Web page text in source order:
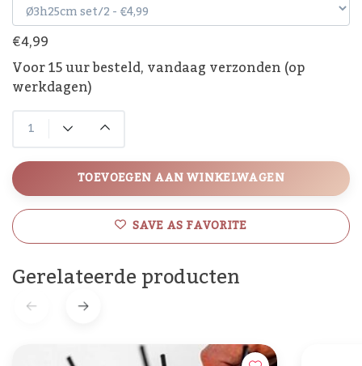
€4,99
Voor 15 uur besteld, vandaag verzonden (op
werkdagen)
TOEVOEGEN AAN WINKELWAGEN
SAVE AS FAVORITE
Gerelateerde producten